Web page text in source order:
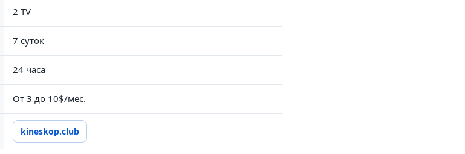
2 TV
7 суток
24 часа
От 3 до 10$/мес.
kineskop.club